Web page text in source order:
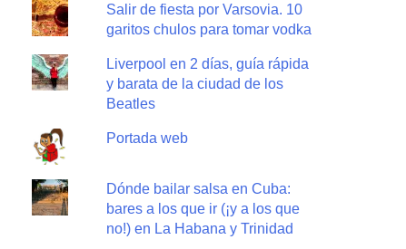
Salir de fiesta por Varsovia. 10
garitos chulos para tomar vodka
Liverpool en 2 días, guía rápida
y barata de la ciudad de los
Beatles
Portada web
Dónde bailar salsa en Cuba:
bares a los que ir (¡y a los que
no!) en La Habana y Trinidad